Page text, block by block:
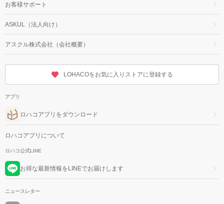
お客様サポート
ASKUL（法人向け）
アスクル株式会社（会社概要）
LOHACOをお気に入りストアに登録する
アプリ
ロハコアプリをダウンロード
ロハコアプリについて
ロハコ公式LINE
お得な最新情報をLINEでお届けします
ニュースレター